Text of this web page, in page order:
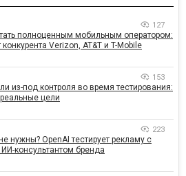
127
полноценным мобильным оператором:
конкурента Verizon, AT&T и T-Mobile
153
из-под контроля во время тестирования:
цели
223
нужны? OpenAI тестирует рекламу с
консультантом бренда